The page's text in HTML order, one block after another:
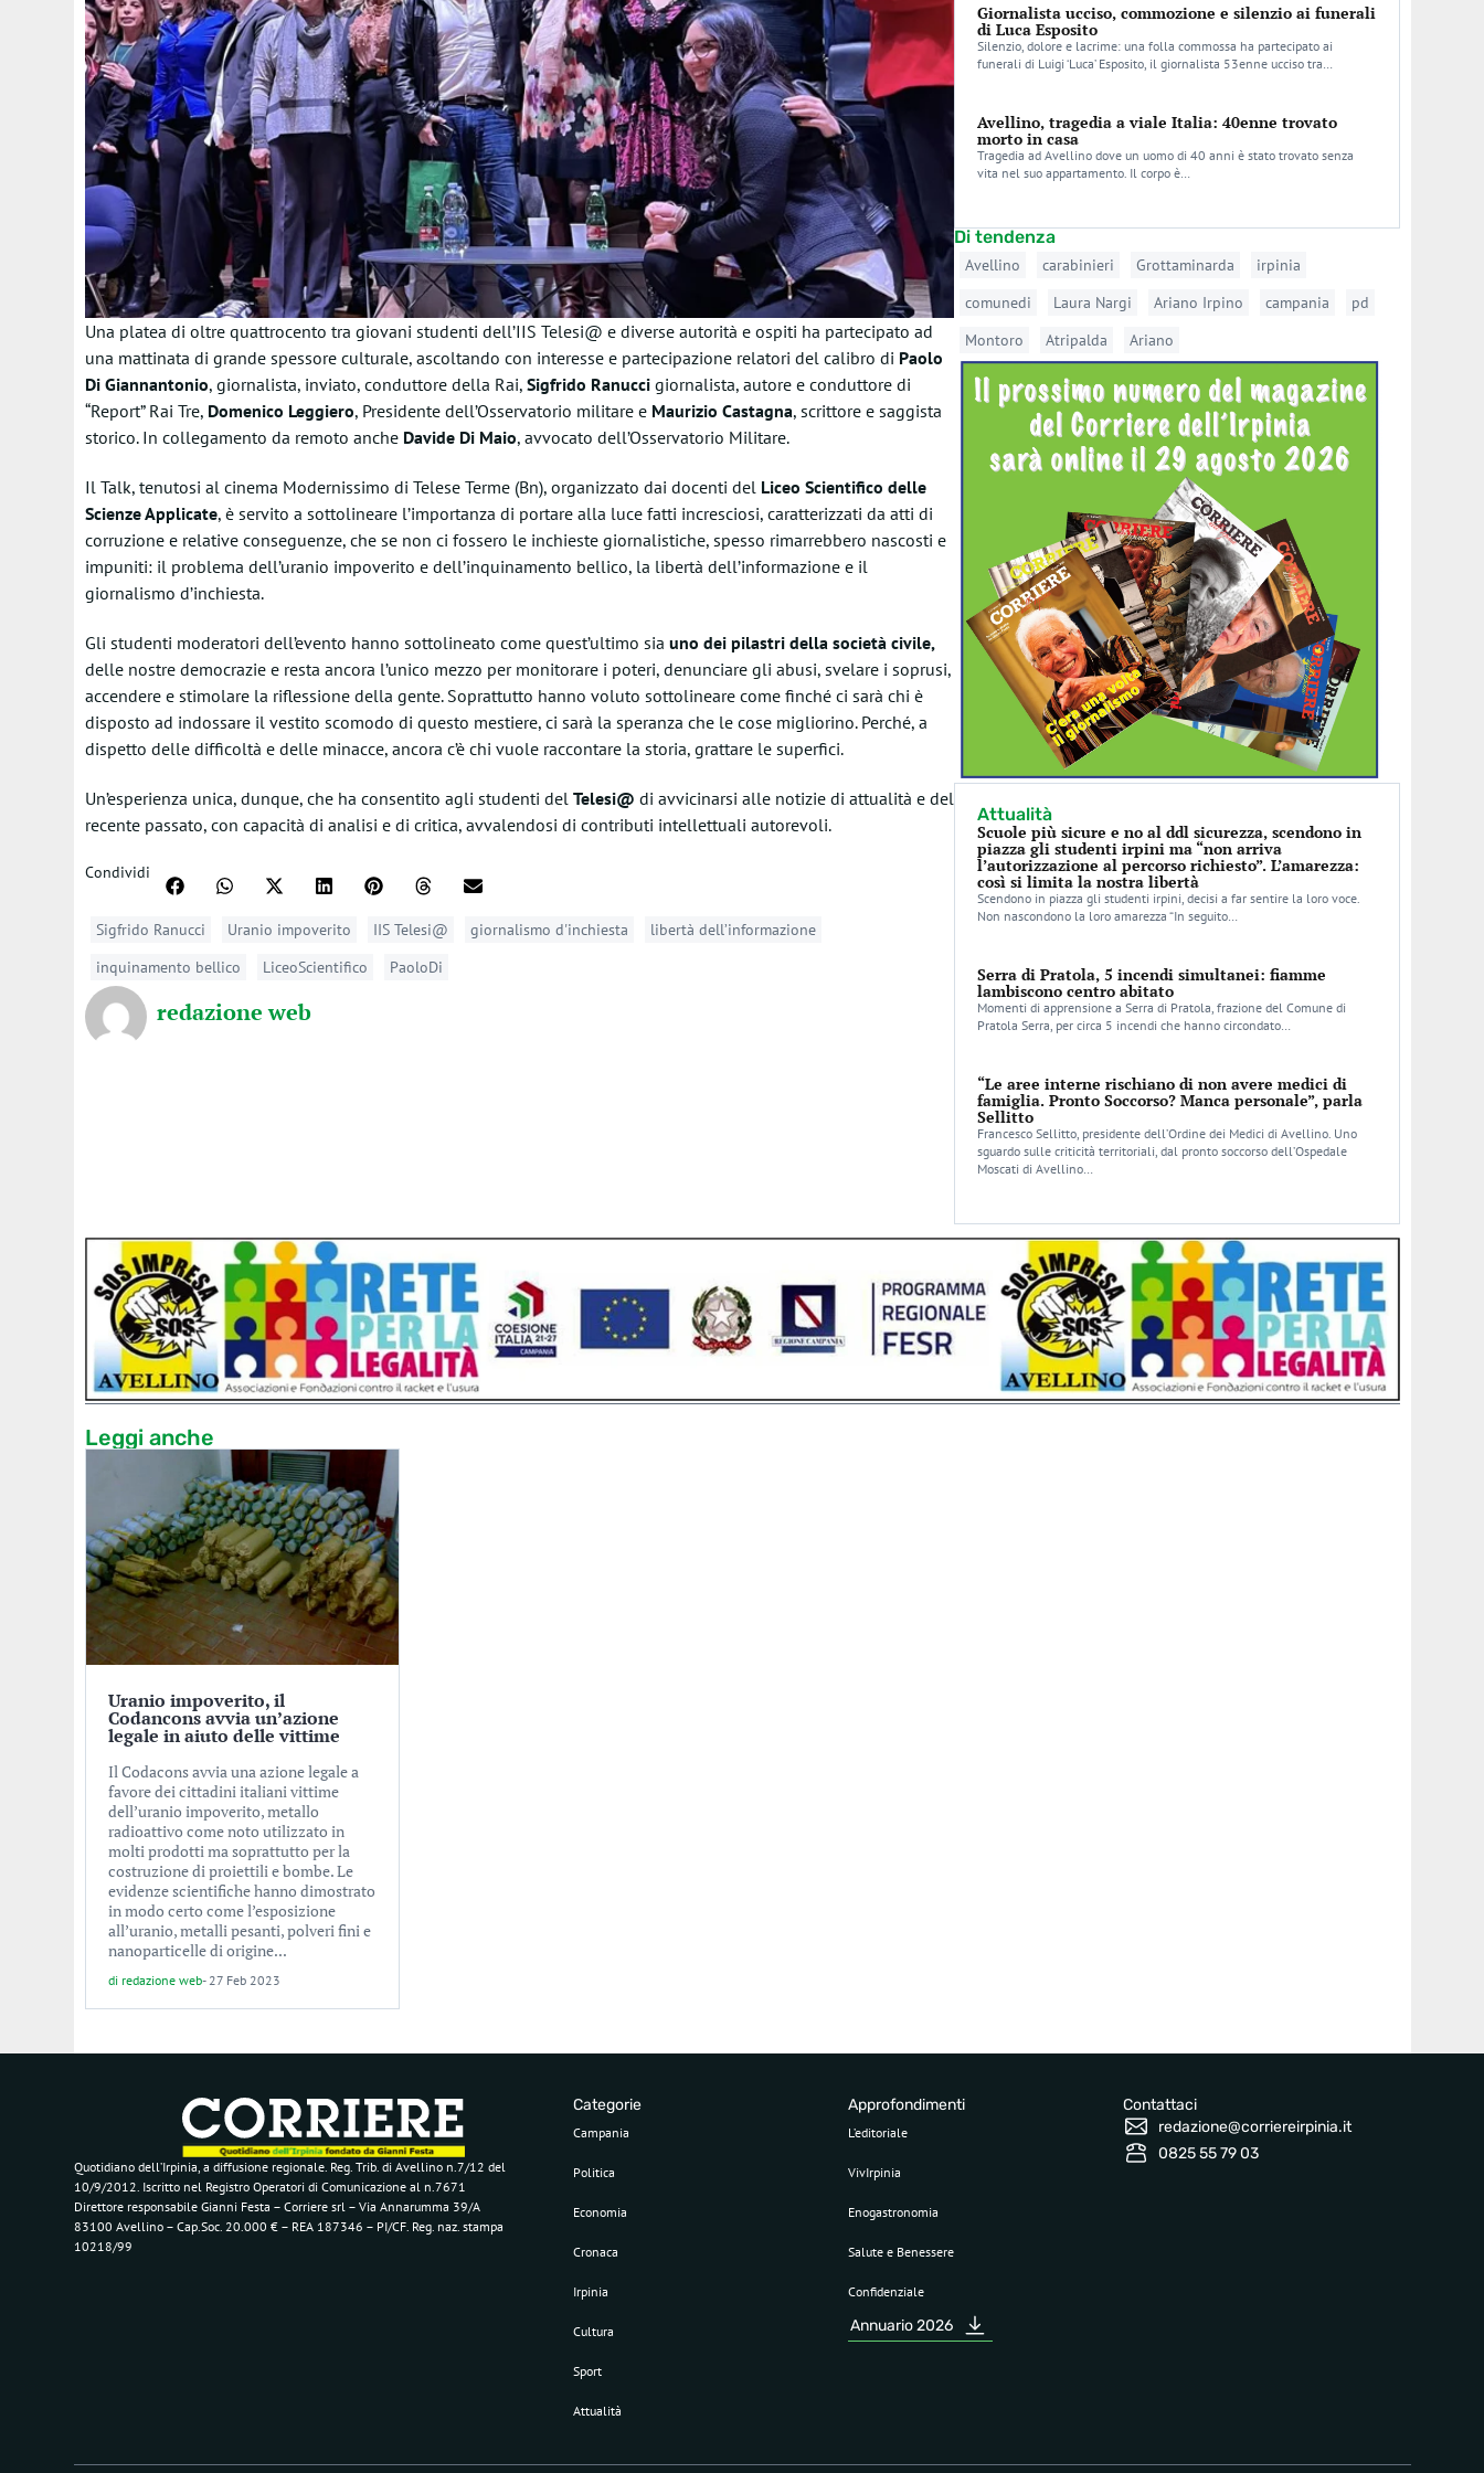
Una platea di oltre quattrocento tra giovani studenti dell’IIS Telesi@ e diverse autorità e ospiti ha partecipato ad
una mattinata di grande spessore culturale, ascoltando con interesse e partecipazione relatori del calibro di Paolo
Di Giannantonio, giornalista, inviato, conduttore della Rai, Sigfrido Ranuccigiornalista, autore e conduttore di
“Report” Rai Tre, Domenico Leggiero, Presidente dell’Osservatorio militare e Maurizio Castagna, scrittore e saggista
storico. In collegamento da remoto anche Davide Di Maio, avvocato dell’Osservatorio Militare.
Il Talk, tenutosi al cinema Modernissimo di Telese Terme (Bn), organizzato dai docenti del Liceo Scientifico delle
Scienze Applicate, è servito a sottolineare l’importanza di portare alla luce fatti incresciosi, caratterizzati da atti di
corruzione e relative conseguenze, che se non ci fossero le inchieste giornalistiche, spesso rimarrebbero nascosti e
impuniti: il problema dell’uranio impoverito e dell’inquinamento bellico, la libertà dell’informazione e il
giornalismo d’inchiesta.
Gli studenti moderatori dell’evento hanno sottolineato come quest’ultimo sia uno dei pilastri della società civile,
delle nostre democrazie e resta ancora l’unico mezzo per monitorare i poteri, denunciare gli abusi, svelare i soprusi,
accendere e stimolare la riflessione della gente. Soprattutto hanno voluto sottolineare come finché ci sarà chi è
disposto ad indossare il vestito scomodo di questo mestiere, ci sarà la speranza che le cose migliorino. Perché, a
dispetto delle difficoltà e delle minacce, ancora c’è chi vuole raccontare la storia, grattare le superfici.
Un’esperienza unica, dunque, che ha consentito agli studenti del Telesi@ di avvicinarsi alle notizie di attualità e del
recente passato, con capacità di analisi e di critica, avvalendosi di contributi intellettuali autorevoli.
Condividi
Sigfrido Ranucci Uranio impoverito IIS Telesi@ giornalismo d'inchiesta
libertà dell’informazione
inquinamento bellico
LiceoScientifico PaoloDi
redazione web
Giornalista ucciso, commozione e silenzio ai funerali
di Luca Esposito
Silenzio, dolore e lacrime: una folla commossa ha partecipato ai
funerali di Luigi ‘Luca’ Esposito, il giornalista 53enne ucciso tra…
Avellino, tragedia a viale Italia: 40enne trovato
morto in casa
Tragedia ad Avellino dove un uomo di 40 anni è stato trovato senza
vita nel suo appartamento. Il corpo è…
Di tendenza
Avellino carabinieri Grottaminarda
irpinia
comunedi
Laura Nargi Ariano Irpino campania
pd
Montoro
Atripalda Ariano
Attualità
Scuole più sicure e no al ddl sicurezza, scendono in
piazza gli studenti irpini ma “non arriva
l’autorizzazione al percorso richiesto”. L’amarezza:
così si limita la nostra libertà
Scendono in piazza gli studenti irpini, decisi a far sentire la loro voce.
Non nascondono la loro amarezza “In seguito…
Serra di Pratola, 5 incendi simultanei: fiamme
lambiscono centro abitato
Momenti di apprensione a Serra di Pratola, frazione del Comune di
Pratola Serra, per circa 5 incendi che hanno circondato…
“Le aree interne rischiano di non avere medici di
famiglia. Pronto Soccorso? Manca personale”, parla
Sellitto
Francesco Sellitto, presidente dell’Ordine dei Medici di Avellino. Uno
sguardo sulle criticità territoriali, dal pronto soccorso dell’Ospedale
Moscati di Avellino…
Leggi anche
Uranio impoverito, il
Codancons avvia un’azione
legale in aiuto delle vittime
Il Codacons avvia una azione legale a
favore dei cittadini italiani vittime
dell’uranio impoverito, metallo
radioattivo come noto utilizzato in
molti prodotti ma soprattutto per la
costruzione di proiettili e bombe. Le
evidenze scientifiche hanno dimostrato
in modo certo come l’esposizione
all’uranio, metalli pesanti, polveri fini e
nanoparticelle di origine...
di redazione web- 27 Feb 2023
Quotidiano dell’Irpinia, a diffusione regionale. Reg. Trib. di Avellino n.7/12 del
10/9/2012. Iscritto nel Registro Operatori di Comunicazione al n.7671
Direttore responsabile Gianni Festa – Corriere srl – Via Annarumma 39/A
83100 Avellino – Cap.Soc. 20.000 € – REA 187346 – PI/CF. Reg. naz. stampa
10218/99
Categorie
Campania
Politica
Economia
Cronaca
Irpinia
Cultura
Sport
Attualità
Approfondimenti
L’editoriale
VivIrpinia
Enogastronomia
Salute e Benessere
Confidenziale
Annuario 2026
Contattaci
redazione@corriereirpinia.it
0825 55 79 03